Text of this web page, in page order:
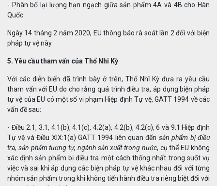
- Phân bổ lại lượng hạn ngạch giữa sản phẩm 4A và 4B cho Hàn
Quốc.
Ngày 14 tháng 2 năm 2020, EU thông báo rà soát lần 2 đối với biện
pháp tự vệ này.
5. Yêu cầu tham vấn của Thổ Nhĩ Kỳ
Với các diễn biến đã trình bày ở trên, Thổ Nhĩ Kỳ đưa ra yêu cầu
tham vấn với EU do cho rằng quá trình điều tra, áp dụng biện pháp
tự vệ của EU có một số vi phạm Hiệp định Tự vệ, GATT 1994 về các
vấn đề sau:
- Điều 2.1, 3.1, 4.1(b), 4.1(c), 4.2(a), 4.2(b), 4.2(c), 6 và 9.1 Hiệp định
Tự vệ và Điều XIX:1(a) GATT 1994 liên quan đến sản phẩm bị điều
tra, sản phẩm tương tự, ngành sản xuất trong nước, cụ thể EU không
xác định sản phẩm bị điều tra một cách thống nhất trong suốt vụ
việc và sai khi áp dụng các biện pháp tự vệ khác nhau đối với từng
nhóm sản phẩm trong khi không tiến hành điều tra riêng biệt đối với